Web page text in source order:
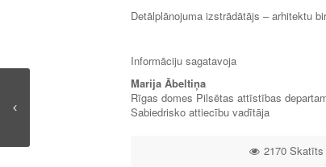
Detālplānojuma izstrādātājs – arhitektu
Informāciju sagatavoja
Marija Ābeltiņa
Rīgas domes Pilsētas attīstības
Sabiedrisko attiecību vadītāja
2170 Skatīts